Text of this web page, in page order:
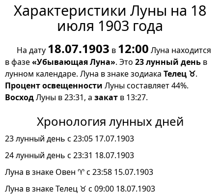
Характеристики Луны на 18
июля 1903 года
На дату 18.07.1903 в 12:00 Луна находится
в фазе«Убывающая Луна». Это 23 лунный день в
лунном календаре. Луна в знаке зодиака Телец ♉.
Процент освещенности Луны составляет 44%.
ВосходЛуны в 23:31, а закат в 13:27.
Хронология лунных дней
23 лунный день с 23:05 17.07.1903
24 лунный день с 23:31 18.07.1903
Луна в знаке Овен ♈ с 23:58 15.07.1903
Луна в знаке Телец ♉ с 09:00 18.07.1903